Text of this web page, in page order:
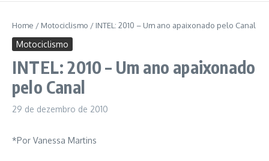
Home / Motociclismo / INTEL: 2010 – Um ano apaixonado pelo Canal
Motociclismo
INTEL: 2010 – Um ano apaixonado
pelo Canal
29 de dezembro de 2010
*Por Vanessa Martins